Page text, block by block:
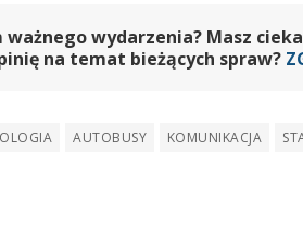
ważnego wydarzenia? Masz
na temat bieżących spraw?
AUTOBUSY KOMUNIKACJA